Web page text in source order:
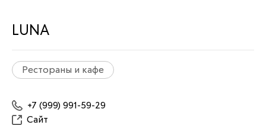
LUNA
Рестораны и кафе
+7 (999) 991-59-29
Сайт